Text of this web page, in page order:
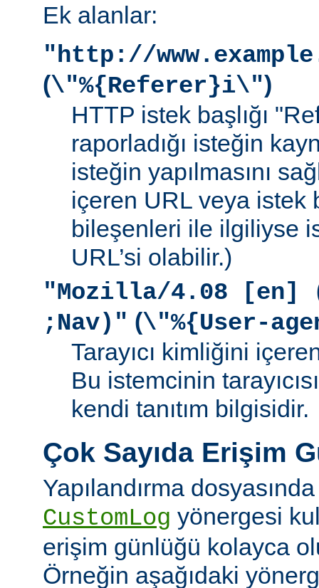
Ek alanlar:
"http://
(\"%{Referer}i\")
HTTP istek başlığı
raporladığı isteğin
isteğin yapılmasını
içeren URL veya istek
bileşenleri ile ilgiliyse
URL’si olabilir.)
"Mozilla/4.08 [en]
;Nav)" (\"%{User-
Tarayıcı kimliğini
Bu istemcinin
kendi tanıtım bilgisidir.
Çok Sayıda Erişim
Yapılandırma
CustomLog yönergesi
erişim günlüğü kolayca
Örneğin aşağıdaki